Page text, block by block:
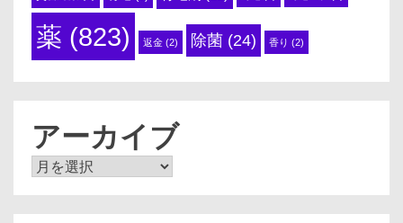
薬 (823) 返金 (2) 除菌 (24) 香り (2)
アーカイブ
ア